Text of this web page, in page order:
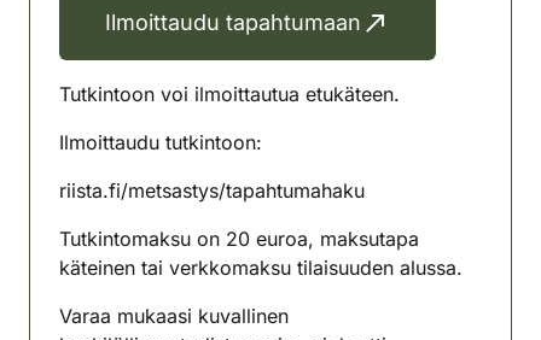
Ilmoittaudu tapahtumaan
Tutkintoon voi ilmoittautua etukäteen.
Ilmoittaudu tutkintoon:
riista.fi/metsastys/tapahtumahaku
Tutkintomaksu on 20 euroa, maksutapa
käteinen tai verkkomaksu tilaisuuden alussa.
Varaa mukaasi kuvallinen